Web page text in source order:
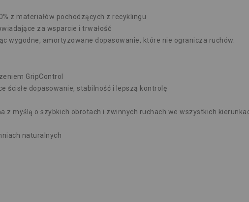
z materiałów pochodzących z recyklingu
za wsparcie i trwałość
wygodne, amortyzowane dopasowanie, które nie ogranicza ruchów.
GripControl
ścisłe dopasowanie, stabilność i lepszą kontrolę
z myślą o szybkich obrotach i zwinnych ruchach we wszystkich
naturalnych